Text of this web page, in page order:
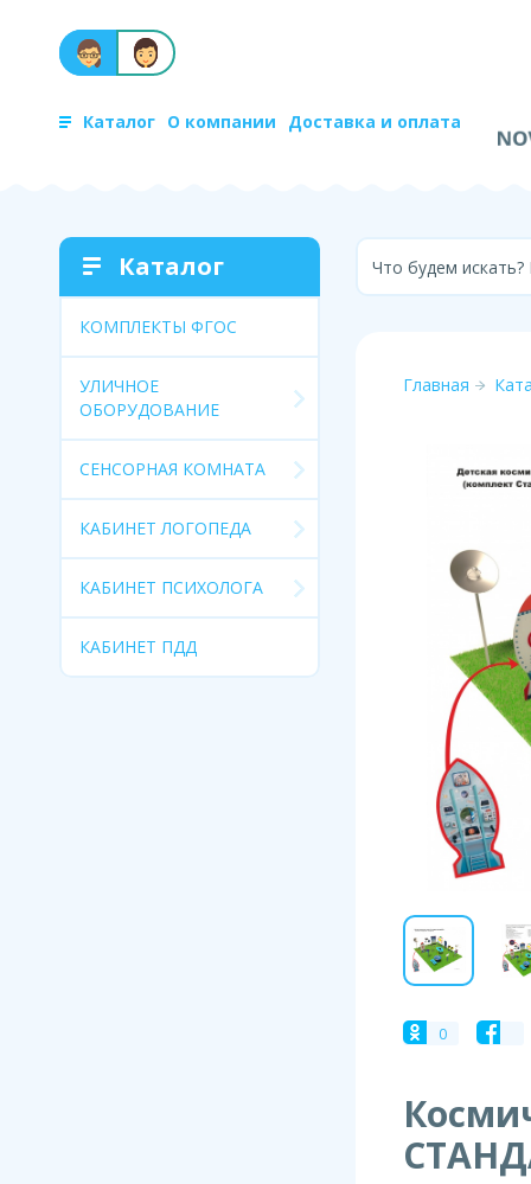
Каталог О компании Доставка и оплата
Каталог
КОМПЛЕКТЫ ФГОС
УЛИЧНОЕ
ОБОРУДОВАНИЕ
СЕНСОРНАЯ КОМНАТА
КАБИНЕТ ЛОГОПЕДА
КАБИНЕТ ПСИХОЛОГА
КАБИНЕТ ПДД
Что будем
Главная
0